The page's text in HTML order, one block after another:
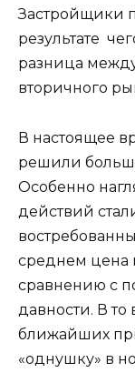
Застройщики
результате
разница
вторичного
В настоящее
решили
Особенно
действий
среднем цена
сравнению с
давности. В
ближайших
«однушку» в